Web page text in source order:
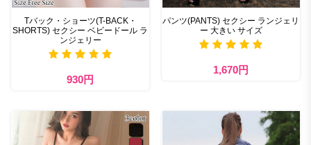
Tバック・ショーツ(T-BACK・
SHORTS) セクシー ベビードール ラ
ンジェリー
930円
パンツ(PANTS) セクシー ランジェリ
ー 大きい サイズ
1,670円